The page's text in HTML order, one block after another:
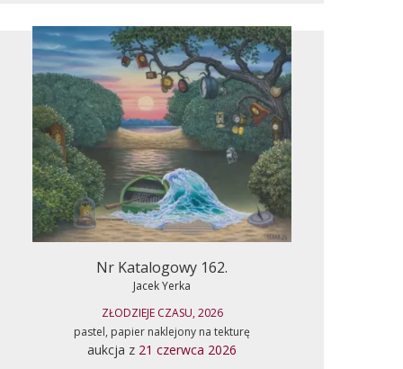
Nr Katalogowy 162.
Jacek Yerka
ZŁODZIEJE CZASU, 2026
pastel, papier naklejony na tekturę
aukcja z 21 czerwca 2026